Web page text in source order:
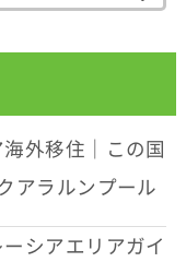
外移住｜この国
アラルンプール
シアエリアガイ